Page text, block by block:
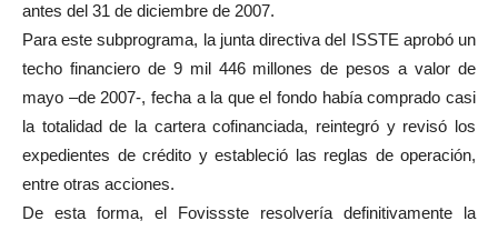
antes del 31 de diciembre de 2007.
Para este subprograma, la junta directiva del ISSTE aprobó un
techo financiero de 9 mil 446 millones de pesos a valor de
mayo –de 2007-, fecha a la que el fondo había comprado casi
la totalidad de la cartera cofinanciada, reintegró y revisó los
expedientes de crédito y estableció las reglas de operación,
entre otras acciones.
De esta forma, el Fovissste resolvería definitivamente la